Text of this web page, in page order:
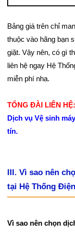
Bảng giá trên chỉ
thuộc vào hãng bạn
giặt. Vậy nên, có gì
liên hệ ngay Hệ
miễn phí nha.
TỔNG ĐÀI LIÊN
Dịch vụ Vệ sinh
tín.
III. Vì sao nên
tại Hệ Thống
Vì sao nên chọn